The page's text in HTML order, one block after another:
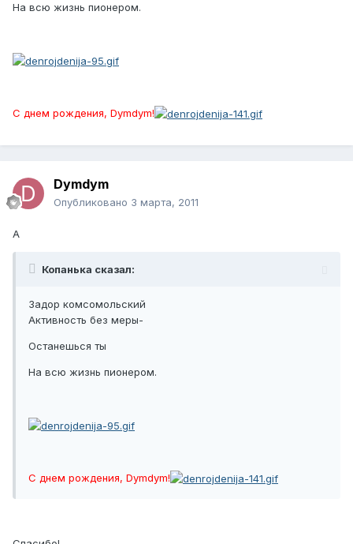
На всю жизнь пионером.
С днем рождения, Dymdym!
Dymdym
Опубликовано 3 марта, 2011
А
Копанька сказал:
Задор комсомольский
Активность без меры-
Останешься ты
На всю жизнь пионером.
С днем рождения, Dymdym!